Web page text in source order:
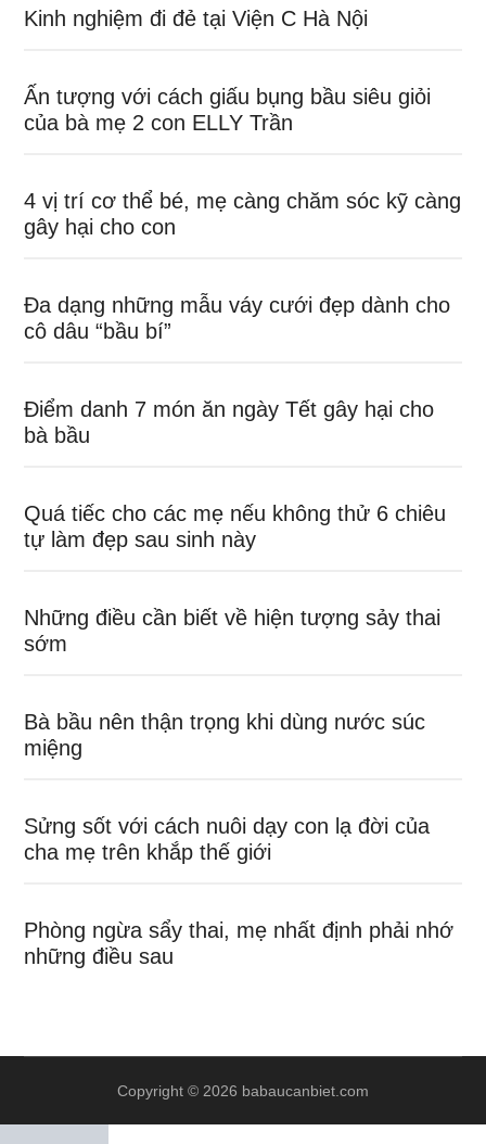
Kinh nghiệm đi đẻ tại Viện C Hà Nội
Ấn tượng với cách giấu bụng bầu siêu giỏi
của bà mẹ 2 con ELLY Trần
4 vị trí cơ thể bé, mẹ càng chăm sóc kỹ càng
gây hại cho con
Đa dạng những mẫu váy cưới đẹp dành cho
cô dâu “bầu bí”
Điểm danh 7 món ăn ngày Tết gây hại cho
bà bầu
Quá tiếc cho các mẹ nếu không thử 6 chiêu
tự làm đẹp sau sinh này
Những điều cần biết về hiện tượng sảy thai
sớm
Bà bầu nên thận trọng khi dùng nước súc
miệng
Sửng sốt với cách nuôi dạy con lạ đời của
cha mẹ trên khắp thế giới
Phòng ngừa sẩy thai, mẹ nhất định phải nhớ
những điều sau
Copyright © 2026 babaucanbiet.com